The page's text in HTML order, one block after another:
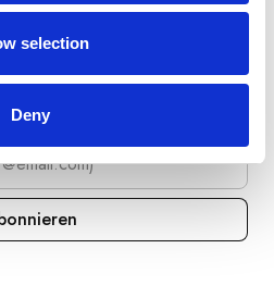
selection
Deny
unseren Newsletter!